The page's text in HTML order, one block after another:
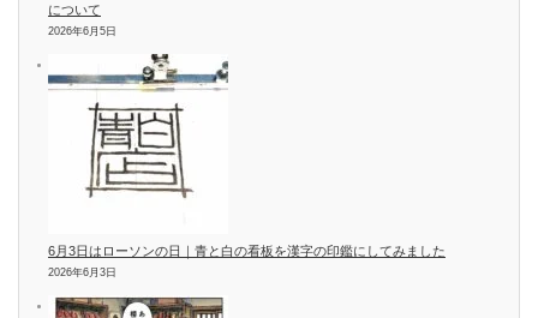
について
2026年6月5日
6月3日はローソンの日｜青と白の看板を漢字の印鑑にしてみました
2026年6月3日